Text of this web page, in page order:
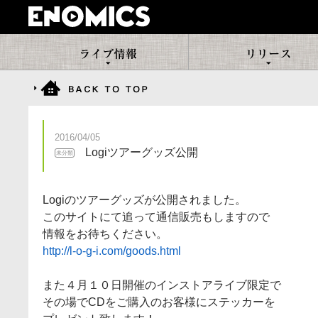
ENOMICSのライブ情報
2016/04/05
未分類 Logiツアーグッズ公開
Logiのツアーグッズが公開されました。
このサイトにて追って通信販売もしますので
情報をお待ちください。
http://l-o-g-i.com/goods.html
また４月１０日開催のインストアライブ限定で
その場でCDをご購入のお客様にステッカーを